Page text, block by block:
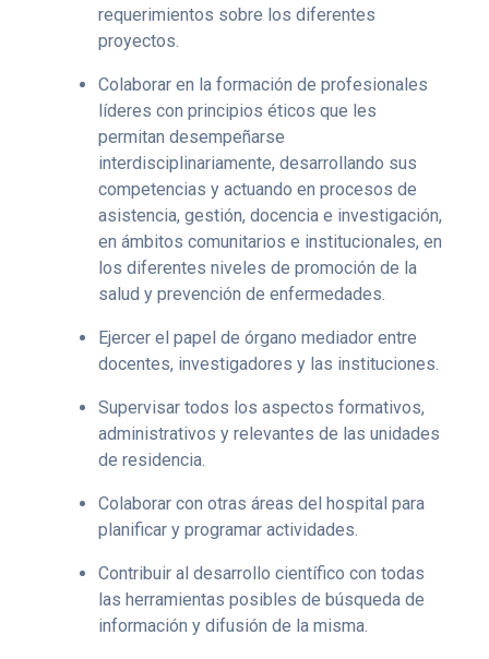
requerimientos sobre los diferentes
proyectos.
Colaborar en la formación de profesionales
líderes con principios éticos que les
permitan desempeñarse
interdisciplinariamente, desarrollando sus
competencias y actuando en procesos de
asistencia, gestión, docencia e investigación,
en ámbitos comunitarios e institucionales, en
los diferentes niveles de promoción de la
salud y prevención de enfermedades.
Ejercer el papel de órgano mediador entre
docentes, investigadores y las instituciones.
Supervisar todos los aspectos formativos,
administrativos y relevantes de las unidades
de residencia.
Colaborar con otras áreas del hospital para
planificar y programar actividades.
Contribuir al desarrollo científico con todas
las herramientas posibles de búsqueda de
información y difusión de la misma.